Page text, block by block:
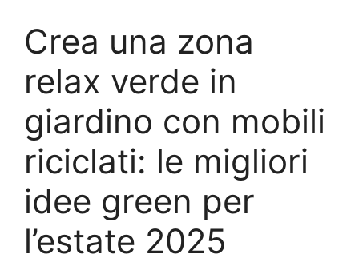
Crea una zona
relax verde in
giardino con mobili
riciclati: le migliori
idee green per
l’estate 2025